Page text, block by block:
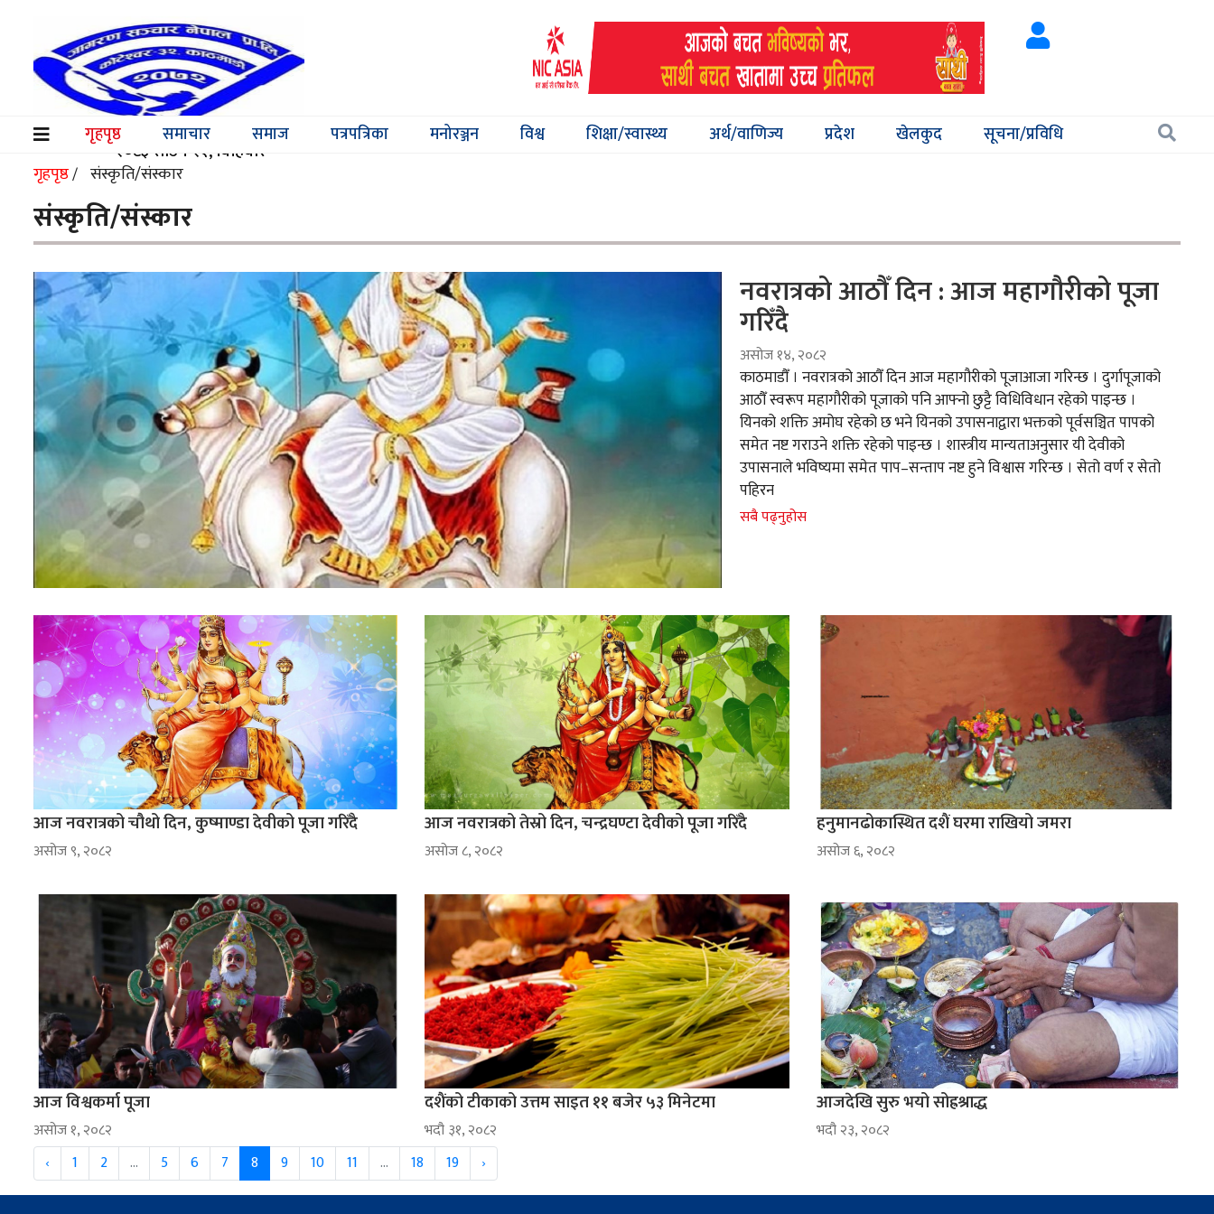
२०८३ साउन २१, बिहिबार
गृहपृष्ठ
(current) समाचार समाज पत्रपत्रिका मनोरञ्जन विश्व शिक्षा/स्वास्थ्य अर्थ/वाणिज्य प्रदेश खेलकुद सूचना/प्रविधि
समाचार
समाज
पत्रपत्रिका
मनोरञ्जन
विश्व
स्वास्थ्य
अर्थ/
वाणिज्य
शिक्षा
सम्पादकीय
संस्कृति/
संस्कार
प्रदेश
खेलकुद
प्रविधि
पर्यटन
जागरण
–
विशेष
गृहपृष्ठ/ संस्कृति/संस्कार
संस्कृति/संस्कार
नवरात्रको आठौँ दिन : आज महागौरीको पूजा
गरिँदै
असोज १४, २०८२
काठमाडौँ । नवरात्रको आठौँ दिन आज महागौरीको पूजाआजा गरिन्छ । दुर्गापूजाको
आठौँ स्वरूप महागौरीको पूजाको पनि आफ्नो छुट्टै विधिविधान रहेको पाइन्छ ।
यिनको शक्ति अमोघ रहेको छ भने यिनको उपासनाद्वारा भक्तको पूर्वसञ्चित पापको
समेत नष्ट गराउने शक्ति रहेको पाइन्छ । शास्त्रीय मान्यताअनुसार यी देवीको
उपासनाले भविष्यमा समेत पाप–सन्ताप नष्ट हुने विश्वास गरिन्छ । सेतो वर्ण र सेतो
पहिरन
सबै पढ्नुहोस
आज नवरात्रको चौथो दिन, कुष्माण्डा देवीको पूजा गरिँदै
असोज ९, २०८२
आज नवरात्रको तेस्रो दिन, चन्द्रघण्टा देवीको पूजा गरिँदै
असोज ८, २०८२
हनुमानढोकास्थित दशैं घरमा राखियो जमरा
असोज ६, २०८२
आज विश्वकर्मा पूजा
असोज १, २०८२
दशैंको टीकाको उत्तम साइत ११ बजेर ५३ मिनेटमा
भदौ ३१, २०८२
आजदेखि सुरु भयो सोह्रश्राद्ध
भदौ २३, २०८२
‹
1 2 ... 5 6 7 8 9 10 11 ... 18 19 ›